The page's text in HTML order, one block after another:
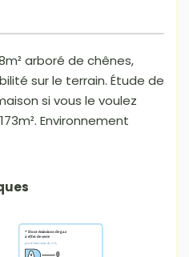
arboré de chênes,
sur le terrain. Étude de
si vous le voulez
Environnement